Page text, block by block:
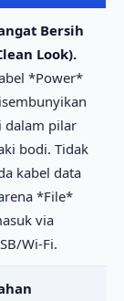
Bersih
Look).
*Power*
dalam pilar
bodi. Tidak
kabel data
*File*
via
Wi-Fi.